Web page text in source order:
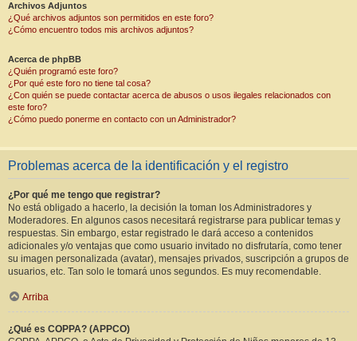
Archivos Adjuntos
¿Qué archivos adjuntos son permitidos en este foro?
¿Cómo encuentro todos mis archivos adjuntos?
Acerca de phpBB
¿Quién programó este foro?
¿Por qué este foro no tiene tal cosa?
¿Con quién se puede contactar acerca de abusos o usos ilegales relacionados con
este foro?
¿Cómo puedo ponerme en contacto con un Administrador?
Problemas acerca de la identificación y el registro
¿Por qué me tengo que registrar?
No está obligado a hacerlo, la decisión la toman los Administradores y
Moderadores. En algunos casos necesitará registrarse para publicar temas y
respuestas. Sin embargo, estar registrado le dará acceso a contenidos
adicionales y/o ventajas que como usuario invitado no disfrutaría, como tener
su imagen personalizada (avatar), mensajes privados, suscripción a grupos de
usuarios, etc. Tan solo le tomará unos segundos. Es muy recomendable.
Arriba
¿Qué es COPPA? (APPCO)